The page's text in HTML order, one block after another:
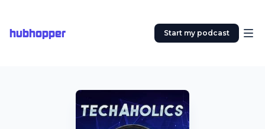
hubhopper Start my podcast